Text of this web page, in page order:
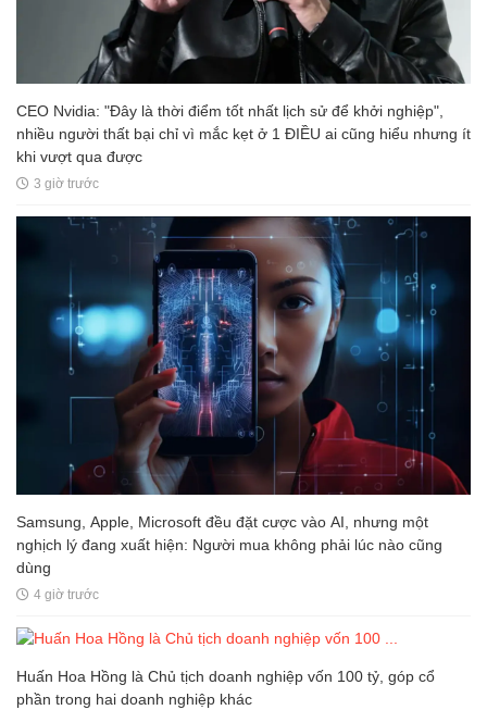
CEO Nvidia: "Đây là thời điểm tốt nhất lịch sử để khởi nghiệp",
nhiều người thất bại chỉ vì mắc kẹt ở 1 ĐIỀU ai cũng hiểu nhưng ít
khi vượt qua được
3 giờ trước
Samsung, Apple, Microsoft đều đặt cược vào AI, nhưng một
nghịch lý đang xuất hiện: Người mua không phải lúc nào cũng
dùng
4 giờ trước
Huấn Hoa Hồng là Chủ tịch doanh nghiệp vốn 100 tỷ, góp cổ
phần trong hai doanh nghiệp khác